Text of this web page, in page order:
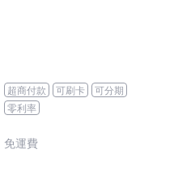
超商付款 可刷卡
可分期
零利率
免運費